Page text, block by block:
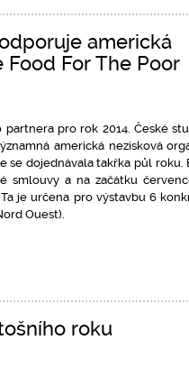
americká
Food For The Poor
pro rok 2014. České
americká nezisková
se dojednávala takřka půl roku.
smlouvy a na začátku
je určena pro výstavbu 6
Ouest).
roku